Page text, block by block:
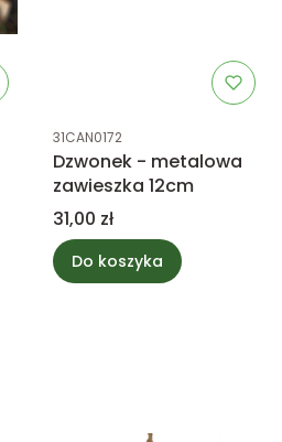
Kod produktu
31CAN0172
Dzwonek - metalowa
zawieszka 12cm
Cena
31,00 zł
Do koszyka